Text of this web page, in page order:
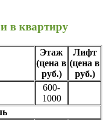
в квартиру
Этаж
(цена в
руб.)
Лифт
(цена в
руб.)
600-
1000